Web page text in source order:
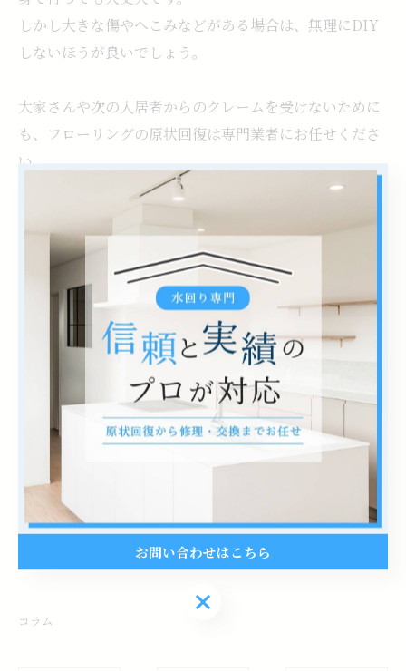
しかし大きな傷やへこみなどがある場合は、無理にDIY
しないほうが良いでしょう。
大家さんや次の入居者からのクレームを受けないために
も、フローリングの原状回復は専門業者にお任せくださ
い。
「Re：FUROworks」でも高い技術を持つスタッフがフ
原状回復が必要な場合は大家さんともご相談の上、ぜひ
弊社にご依頼ください。
--------------------------------------------------------------------
株式会社B･I･C
住所 : 埼玉県坂戸市清水町46番40号302
電話番号 : 049-270-9057
--------------------------------------------------------------------
コラム
お問い合わせはこちら
お問い合わせはこちら